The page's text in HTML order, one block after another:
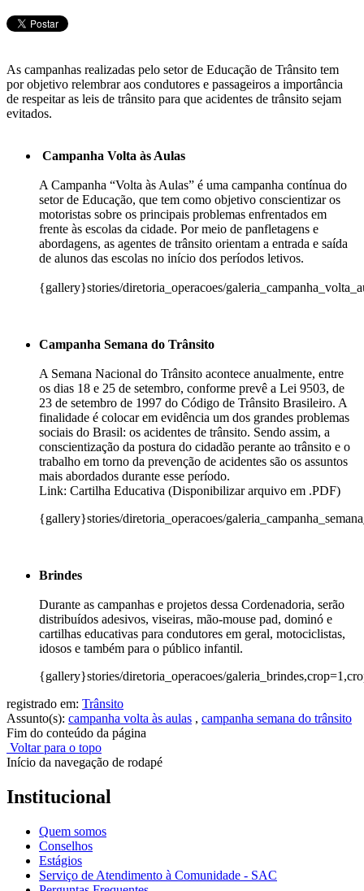
As campanhas realizadas pelo setor de Educação de Trânsito tem
por objetivo relembrar aos condutores e passageiros a importância
de respeitar as leis de trânsito para que acidentes de trânsito sejam
evitados.
Campanha Volta às Aulas
A Campanha “Volta às Aulas” é uma campanha contínua do
setor de Educação, que tem como objetivo conscientizar os
motoristas sobre os principais problemas enfrentados em
frente às escolas da cidade. Por meio de panfletagens e
abordagens, as agentes de trânsito orientam a entrada e saída
de alunos das escolas no início dos períodos letivos.
{gallery}stories/diretoria_operacoes/
Campanha Semana do Trânsito
A Semana Nacional do Trânsito acontece anualmente, entre
os dias 18 e 25 de setembro, conforme prevê a Lei 9503, de
23 de setembro de 1997 do Código de Trânsito Brasileiro. A
finalidade é colocar em evidência um dos grandes problemas
sociais do Brasil: os acidentes de trânsito. Sendo assim, a
conscientização da postura do cidadão perante ao trânsito e o
trabalho em torno da prevenção de acidentes são os assuntos
mais abordados durante esse período.
Link: Cartilha Educativa (Disponibilizar arquivo em .PDF)
{gallery}stories/diretoria_operacoes/
Brindes
Durante as campanhas e projetos dessa Cordenadoria, serão
distribuídos adesivos, viseiras, mão-mouse pad, dominó e
cartilhas educativas para condutores em geral, motociclistas,
idosos e também para o público infantil.
{gallery}stories/diretoria_operacoes/
registrado em: Trânsito
Assunto(s): campanha volta às aulas , campanha semana do trânsito
Fim do conteúdo da página
Voltar para o topo
Início da navegação de rodapé
Institucional
Quem somos
Conselhos
Estágios
Serviço de Atendimento à Comunidade - SAC